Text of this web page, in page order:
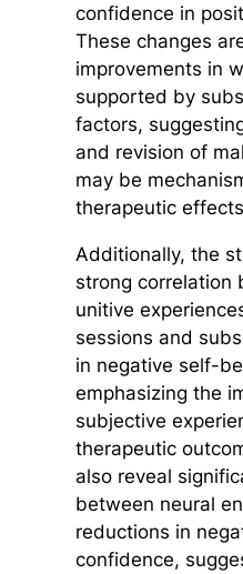
confidence in
These changes
improvements in
supported by
factors,
and revision of
may be
therapeutic
Additionally, the
strong correlation
unitive
sessions and
in negative self-
emphasizing the
subjective
therapeutic
also reveal
between neural
reductions in
confidence,